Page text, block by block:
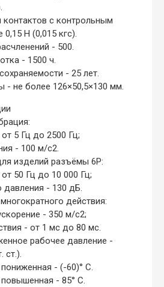
контактов с контрольным
Н (0,015 кгс).
- 500.
- 1500 ч.
- 25 лет.
- не более 126×50,5×130 мм.
5 Гц до 2500 Гц;
- 100 м/с2.
изделий разъёмы 6Р:
50 Гц до 10 000 Гц;
давления - 130 дБ.
действия:
- 350 м/с2;
- от 1 мс до 80 мс.
рабочее давление -
ст.).
- (-60)° С.
- 85° С.